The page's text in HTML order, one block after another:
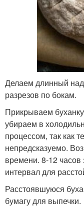
Делаем длинный
разрезов по бокам.
Прикрываем
убираем в
процессом, так как
непредсказуемо.
времени. 8-12
интервал для
Расстоявшуюся
бумагу для выпечки.